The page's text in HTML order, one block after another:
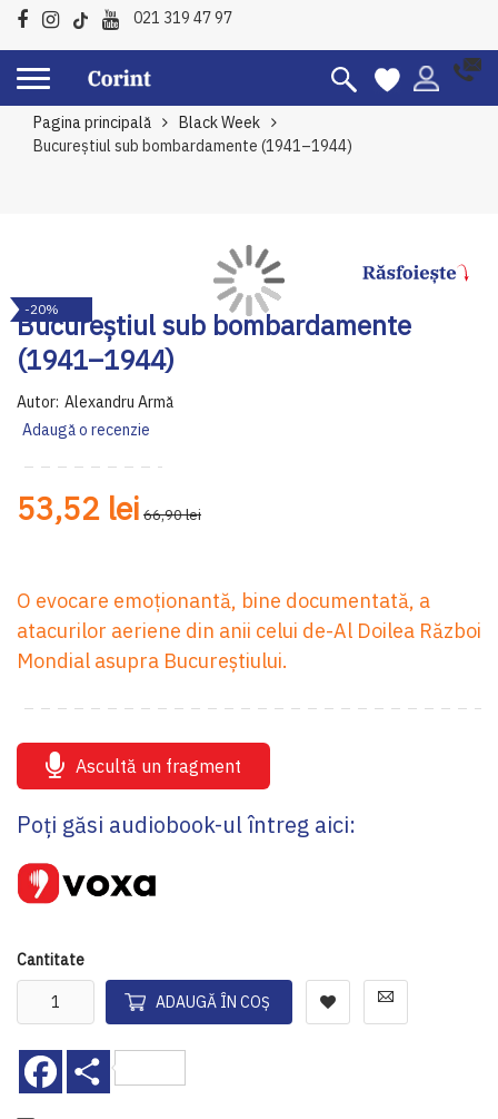
021 319 47 97
Pagina principală
Black Week
Bucureștiul sub bombardamente (1941–1944)
Bucureștiul sub bombardamente
(1941–1944)
Autor: Alexandru Armă
Adaugă o recenzie
53,52 lei 66,90 lei
O evocare emoționantă, bine documentată, a
atacurilor aeriene din anii celui de-Al Doilea Război
Mondial asupra Bucureștiului.
Ascultă un fragment
Poți găsi audiobook-ul întreg aici:
Cantitate
ADAUGĂ ÎN COȘ
Facebook
to
the
end
the
images
-20%